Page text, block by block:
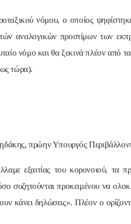
νόμου, ο οποίος
αναλογικών προστίμων των
νόμο και θα ξεκινά πλέον
τώρα).
πρώην Υπουργός
εξαιτίας του κορονοιού, τα
συζητούνται προκειμένου να
κάνει δηλώσεις». Πλέον ο